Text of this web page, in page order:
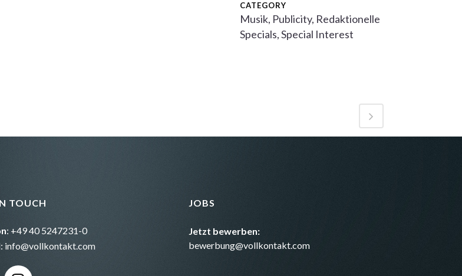
CATEGORY
Musik, Publicity, Redaktionelle
Specials, Special Interest
TOUCH
: +49 40 5247231-0
: info@vollkontakt.com
JOBS
Jetzt bewerben:
bewerbung@vollkontakt.com